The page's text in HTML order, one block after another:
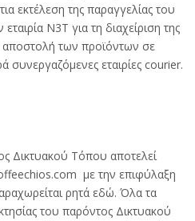
εκτέλεση της παραγγελίας του
Ν3Τ για τη διαχείριση της
των προϊόντων σε
εταιρίες courier.
Δικτυακού Τόπου αποτελεί
με την επιφύλαξη
ρητά εδώ. Όλα τα
του παρόντος Δικτυακού